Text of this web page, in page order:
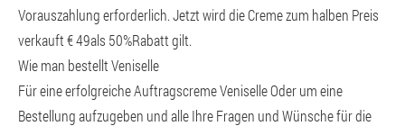
Vorauszahlung erforderlich. Jetzt wird die Creme zum halben Preis
verkauft € 49als 50%Rabatt gilt.
Wie man bestellt Veniselle
Für eine erfolgreiche Auftragscreme Veniselle Oder um eine
Bestellung aufzugeben und alle Ihre Fragen und Wünsche für die